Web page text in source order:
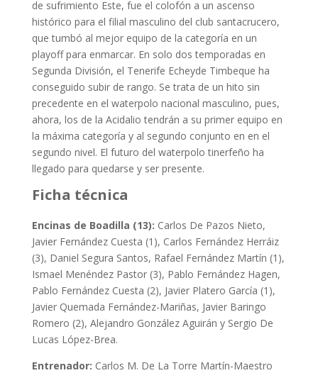
de sufrimiento Este, fue el colofón a un ascenso
histórico para el filial masculino del club santacrucero,
que tumbó al mejor equipo de la categoría en un
playoff para enmarcar. En solo dos temporadas en
Segunda División, el Tenerife Echeyde Timbeque ha
conseguido subir de rango. Se trata de un hito sin
precedente en el waterpolo nacional masculino, pues,
ahora, los de la Acidalio tendrán a su primer equipo en
la máxima categoría y al segundo conjunto en en el
segundo nivel. El futuro del waterpolo tinerfeño ha
llegado para quedarse y ser presente.
Ficha técnica
Encinas de Boadilla (13): Carlos De Pazos Nieto,
Javier Fernández Cuesta (1), Carlos Fernández Herráiz
(3), Daniel Segura Santos, Rafael Fernández Martín (1),
Ismael Menéndez Pastor (3), Pablo Fernández Hagen,
Pablo Fernández Cuesta (2), Javier Platero García (1),
Javier Quemada Fernández-Mariñas, Javier Baringo
Romero (2), Alejandro González Aguirán y Sergio De
Lucas López-Brea.
Entrenador: Carlos M. De La Torre Martín-Maestro